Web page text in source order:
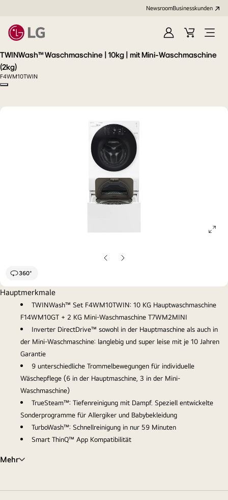
NewsroomBusinesskunden
AnmeldenWarenkorb
Menü
TWINWash™ Waschmaschine | 10kg | mit Mini-Waschmaschine
(2kg)
F4WM10TWIN
Copy model name
VorherigeNächste
360°
Hauptmerkmale
TWINWash™ Set F4WM10TWIN: 10 KG Hauptwaschmaschine
F14WM10GT + 2 KG Mini-Waschmaschine T7WM2MINI
Inverter DirectDrive™ sowohl in der Hauptmaschine als auch in
der Mini-Waschmaschine: langlebig und super leise mit je 10 Jahren
Garantie
9 unterschiedliche Trommelbewegungen für individuelle
Wäschepflege (6 in der Hauptmaschine, 3 in der Mini-
Waschmaschine)
TrueSteam™: Tiefenreinigung mit Dampf. Speziell entwickelte
Sonderprogramme für Allergiker und Babybekleidung
TurboWash™: Schnellreinigung in nur 59 Minuten
Smart ThinQ™ App Kompatibilität
Mehr